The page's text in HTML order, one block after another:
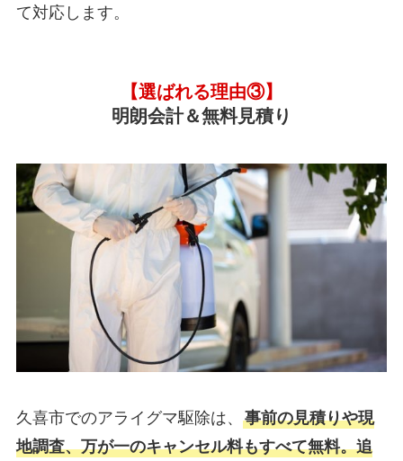
て対応します。
【選ばれる理由③】
明朗会計＆無料見積り
久喜市でのアライグマ駆除は、 事前の見積りや現
地調査、万が一のキャンセル料もすべて無料。追